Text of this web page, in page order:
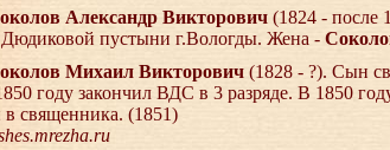
Александр Викторович (1824 - после
пустыни г.Вологды. Жена -
Михаил Викторович (1828 - ?). Сын
году закончил ВДС в 3 разряде. В 1850
в священника. (1851)